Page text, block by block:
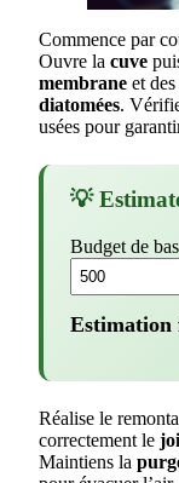
Commence par
Ouvre la cuve
membrane et
diatomées.
usées pour
💡
Budget de
Estimation
Réalise le
correctement le
Maintiens la